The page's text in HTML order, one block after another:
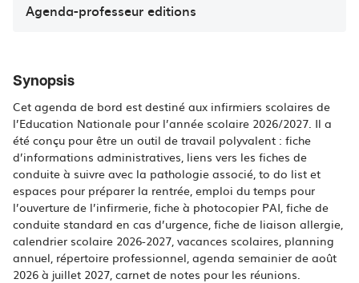
Agenda-professeur editions
Synopsis
Cet agenda de bord est destiné aux infirmiers scolaires de
l’Education Nationale pour l’année scolaire 2026/2027. Il a
été conçu pour être un outil de travail polyvalent : fiche
d’informations administratives, liens vers les fiches de
conduite à suivre avec la pathologie associé, to do list et
espaces pour préparer la rentrée, emploi du temps pour
l’ouverture de l’infirmerie, fiche à photocopier PAI, fiche de
conduite standard en cas d’urgence, fiche de liaison allergie,
calendrier scolaire 2026-2027, vacances scolaires, planning
annuel, répertoire professionnel, agenda semainier de août
2026 à juillet 2027, carnet de notes pour les réunions.